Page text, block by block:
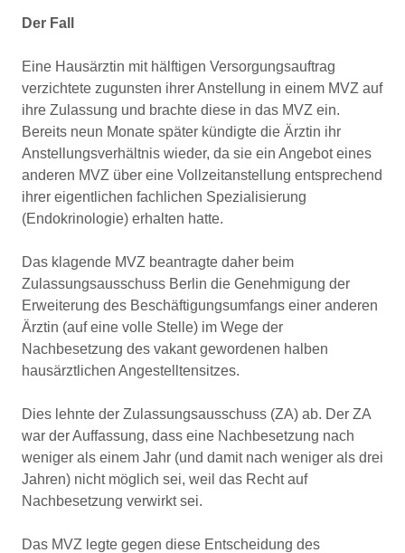
Der Fall
Eine Hausärztin mit hälftigen Versorgungsauftrag
verzichtete zugunsten ihrer Anstellung in einem MVZ auf
ihre Zulassung und brachte diese in das MVZ ein.
Bereits neun Monate später kündigte die Ärztin ihr
Anstellungsverhältnis wieder, da sie ein Angebot eines
anderen MVZ über eine Vollzeitanstellung entsprechend
ihrer eigentlichen fachlichen Spezialisierung
(Endokrinologie) erhalten hatte.
Das klagende MVZ beantragte daher beim
Zulassungsausschuss Berlin die Genehmigung der
Erweiterung des Beschäftigungsumfangs einer anderen
Ärztin (auf eine volle Stelle) im Wege der
Nachbesetzung des vakant gewordenen halben
hausärztlichen Angestelltensitzes.
Dies lehnte der Zulassungsausschuss (ZA) ab. Der ZA
war der Auffassung, dass eine Nachbesetzung nach
weniger als einem Jahr (und damit nach weniger als drei
Jahren) nicht möglich sei, weil das Recht auf
Nachbesetzung verwirkt sei.
Das MVZ legte gegen diese Entscheidung des